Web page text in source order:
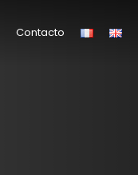
Contacto